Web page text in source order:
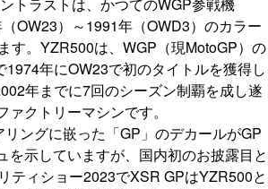
（OW23）～1991年（OWD3）のカラー
す。YZR500は、WGP（現MotoGP）の
年にOW23で初のタイトルを獲得し
年までに7回のシーズン制覇を成し遂
ァクトリーマシンです。
ングに嵌った「GP」のデカールがGP
を示していますが、国内初のお披露目と
ティショー2023でXSR GPはYZR500と